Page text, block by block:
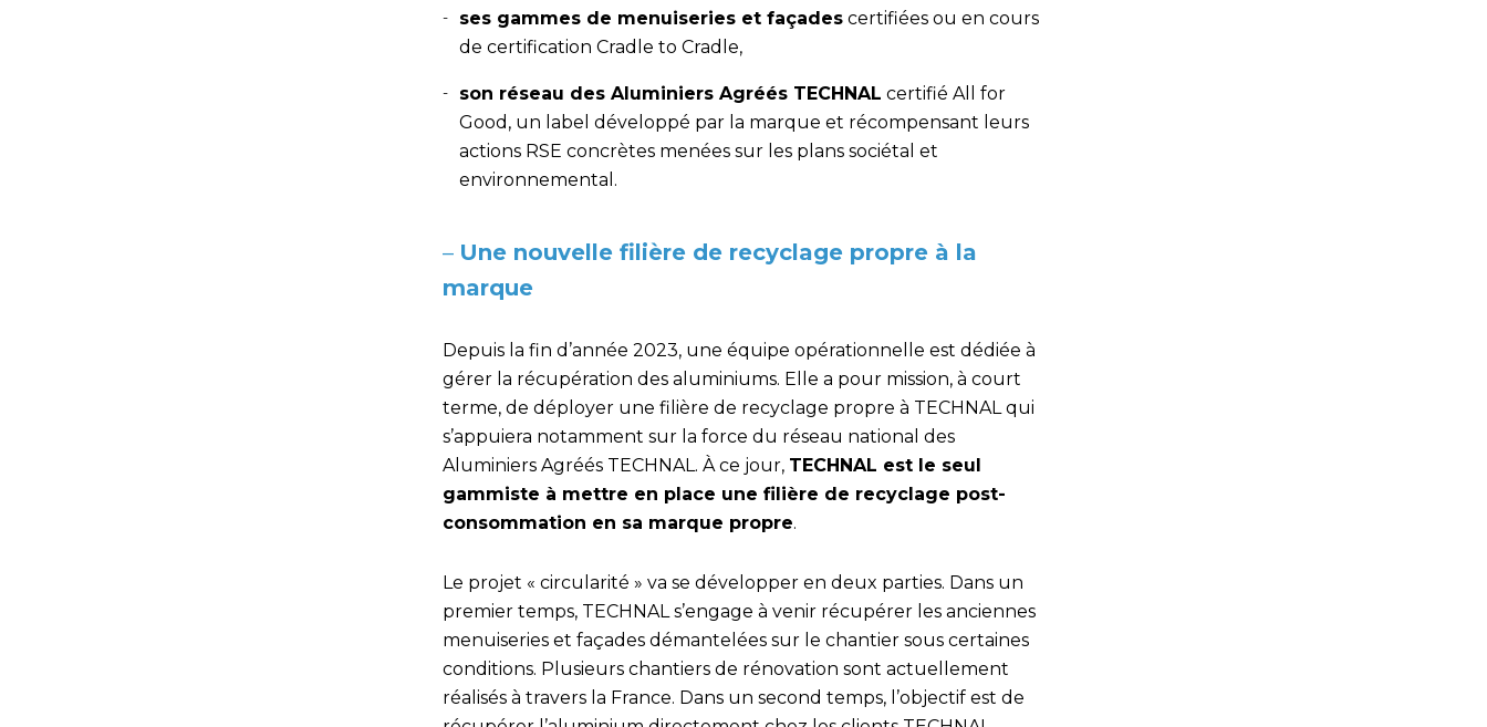
ses gammes de menuiseries et façades certifiées ou en cours
de certification Cradle to Cradle,
son réseau des Aluminiers Agréés TECHNAL certifié All for
Good, un label développé par la marque et récompensant leurs
actions RSE concrètes menées sur les plans sociétal et
environnemental.
– Une nouvelle filière de recyclage propre à la
marque
Depuis la fin d’année 2023, une équipe opérationnelle est dédiée à
gérer la récupération des aluminiums. Elle a pour mission, à court
terme, de déployer une filière de recyclage propre à TECHNAL qui
s’appuiera notamment sur la force du réseau national des
Aluminiers Agréés TECHNAL. À ce jour, TECHNAL est le seul
gammiste à mettre en place une filière de recyclage post-
consommation en sa marque propre.
Le projet « circularité » va se développer en deux parties. Dans un
premier temps, TECHNAL s’engage à venir récupérer les anciennes
menuiseries et façades démantelées sur le chantier sous certaines
conditions. Plusieurs chantiers de rénovation sont actuellement
réalisés à travers la France. Dans un second temps, l’objectif est de